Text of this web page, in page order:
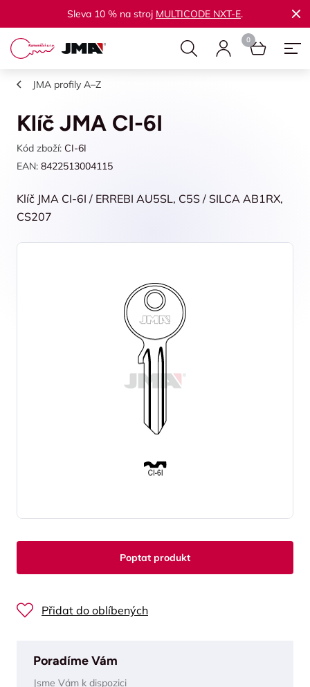
Sleva 10 % na stroj MULTICODE NXT-E.
JMA profily A–Z
Klíč JMA CI-6I
Kód zboží: CI-6I
EAN: 8422513004115
Klíč JMA CI-6I / ERREBI AU5SL, C5S / SILCA AB1RX,
CS207
Poptat produkt
Přidat do oblíbených
Poradíme Vám
Jsme Vám k dispozici